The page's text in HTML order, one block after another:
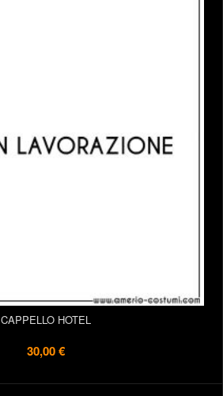
CAPPELLO HOTEL
30,00 €